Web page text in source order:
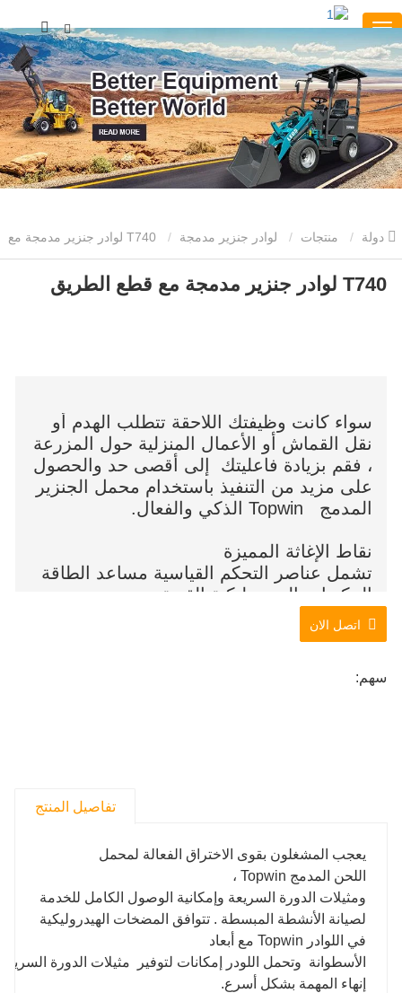
منتجات لوادر جنزير مدمجة T740 لوادر جنزير مدمجة مع
قطع الطريق
T740 لوادر جنزير مدمجة مع قطع الطريق
سواء كانت وظيفتك اللاحقة تتطلب الهدم أو
نقل القماش أو الأعمال المنزلية حول المزرعة
، فقم بزيادة فاعليتك إلى أقصى حد والحصول
على مزيد من التنفيذ باستخدام محمل الجنزير
المدمج Topwin الذكي والفعال.
نقاط الإغاثة المميزة
تشمل عناصر التحكم القياسية مساعد الطاقة
المكونات الهيدروليكية القوية
ومثيلات الدورة السريعة
اتصل الان
سهم:
تفاصيل المنتج
يعجب المشغلون بقوى الاختراق الفعالة لمحمل
اللحن المدمج Topwin ،
ومثيلات الدورة السريعة وإمكانية الوصول الكامل للخدمة
لصيانة الأنشطة المبسطة . تتوافق المضخات الهيدروليكية
في اللوادر Topwin مع أبعاد
الأسطوانة وتحمل اللودر إمكانات لتوفير مثيلات الدورة
إنهاء المهمة بشكل أسرع.